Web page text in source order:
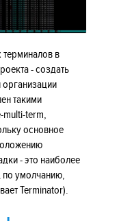
в
- создать
организации
такими
term,
основное
- это наиболее
по умолчанию,
Terminator).